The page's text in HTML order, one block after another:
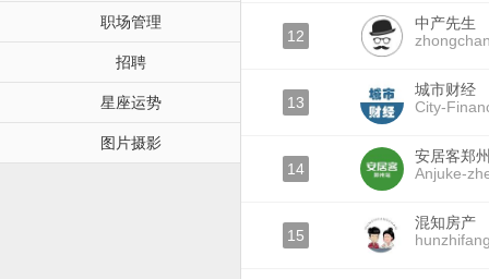
职场管理
招聘
星座运势
图片摄影
12
中产先生
13
城市财经
City-
14
安居客郑
Anjuke-
15
混知房产